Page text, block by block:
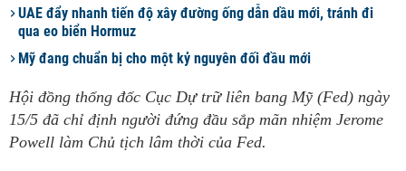
UAE đẩy nhanh tiến độ xây đường ống dẫn dầu mới, tránh đi
qua eo biển Hormuz
Mỹ đang chuẩn bị cho một kỷ nguyên đối đầu mới
Hội đồng thống đốc Cục Dự trữ liên bang Mỹ (Fed) ngày
15/5 đã chỉ định người đứng đầu sắp mãn nhiệm Jerome
Powell làm Chủ tịch lâm thời của Fed.